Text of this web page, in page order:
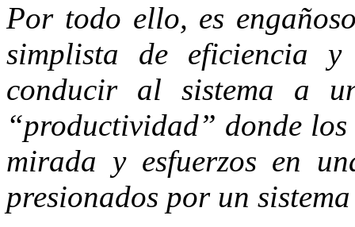
Por todo ello, es
simplista de eficiencia
conducir al sistema a
“productividad” donde
mirada y esfuerzos en
presionados por un